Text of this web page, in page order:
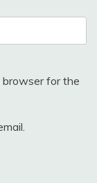
browser for the